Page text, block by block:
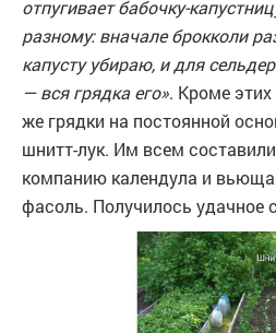
отпугивает бабочку-
разному: вначале брокколи
капусту убираю, и для
— вся грядка его». Кроме этих
же грядки на постоянной
шнитт-лук. Им всем составили
компанию календула и
фасоль. Получилось удачное